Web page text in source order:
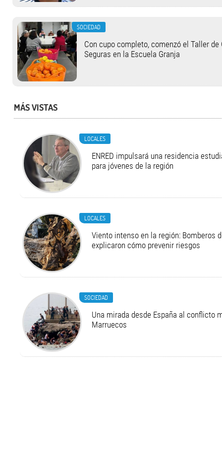
SOCIEDAD
Con cupo completo, comenzó el Taller
Seguras en la Escuela Granja
MÁS VISTAS
LOCALES
ENRED impulsará una residencia
para jóvenes de la región
LOCALES
Viento intenso en la región: Bomberos
explicaron cómo prevenir riesgos
SOCIEDAD
Una mirada desde España al conflicto
Marruecos